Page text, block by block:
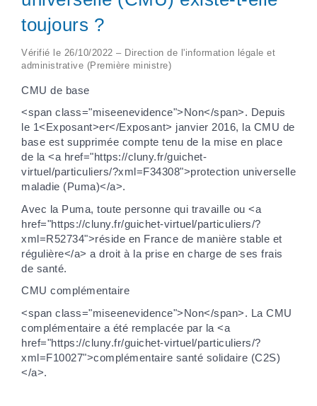
toujours ?
Vérifié le 26/10/2022 – Direction de l'information légale et
administrative (Première ministre)
CMU de base
<span class="miseenevidence">Non</span>. Depuis
le 1<Exposant>er</Exposant> janvier 2016, la CMU de
base est supprimée compte tenu de la mise en place
de la <a href="https://cluny.fr/guichet-
virtuel/particuliers/?xml=F34308">protection universelle
maladie (Puma)</a>.
Avec la Puma, toute personne qui travaille ou <a
href="https://cluny.fr/guichet-virtuel/particuliers/?
xml=R52734">réside en France de manière stable et
régulière</a> a droit à la prise en charge de ses frais
de santé.
CMU complémentaire
<span class="miseenevidence">Non</span>. La CMU
complémentaire a été remplacée par la <a
href="https://cluny.fr/guichet-virtuel/particuliers/?
xml=F10027">complémentaire santé solidaire (C2S)
</a>.